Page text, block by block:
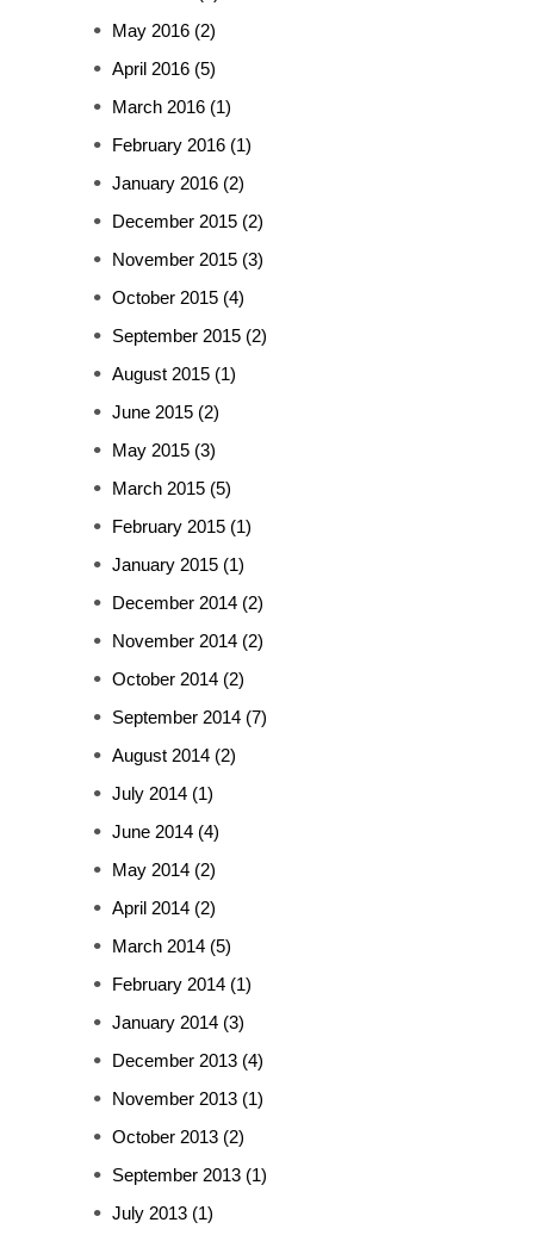
May 2016 (2)
April 2016 (5)
March 2016 (1)
February 2016 (1)
January 2016 (2)
December 2015 (2)
November 2015 (3)
October 2015 (4)
September 2015 (2)
August 2015 (1)
June 2015 (2)
May 2015 (3)
March 2015 (5)
February 2015 (1)
January 2015 (1)
December 2014 (2)
November 2014 (2)
October 2014 (2)
September 2014 (7)
August 2014 (2)
July 2014 (1)
June 2014 (4)
May 2014 (2)
April 2014 (2)
March 2014 (5)
February 2014 (1)
January 2014 (3)
December 2013 (4)
November 2013 (1)
October 2013 (2)
September 2013 (1)
July 2013 (1)